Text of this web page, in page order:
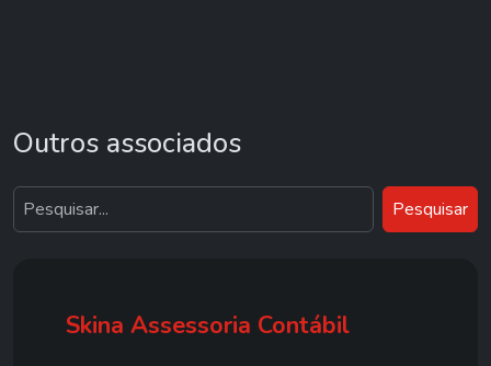
Outros associados
Pesquisar
Skina Assessoria Contábil